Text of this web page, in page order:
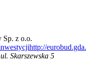
Sp. z o.o.
http://
ul. Skarszewska 5